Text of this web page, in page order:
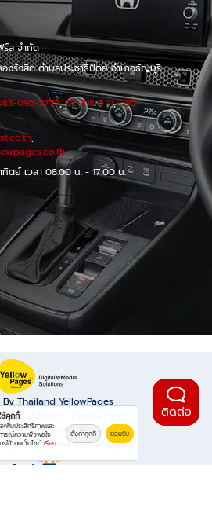
ร์ส จำกัด
งรังสิต ตำบลประชาธิปัตย์ อำเภอธัญบุรี
095-5777,02-318-5111,095-
,
ตย์ เวลา 08.00 น. - 17.00 น.
Thailand YellowPages
ถยนต์ฮอนด้า - Honda First
rights reserved.
protect data with encrypt.
ติดต่อ
ช้คุกกี้
อเพิ่มประสิทธิภาพและ
ารณ์ความพึงพอใจ
รใช้งานเว็บไซต์ เรียน
ตั้งค่าคุกกี้ ยอมรับ